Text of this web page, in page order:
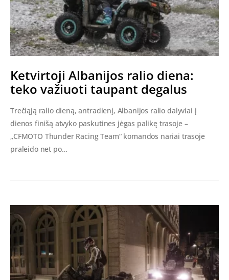
Ketvirtoji Albanijos ralio diena:
teko važiuoti taupant degalus
Trečiąją ralio dieną, antradienį, Albanijos ralio dalyviai į
dienos finišą atvyko paskutines jėgas palikę trasoje –
„CFMOTO Thunder Racing Team“ komandos nariai trasoje
praleido net po…